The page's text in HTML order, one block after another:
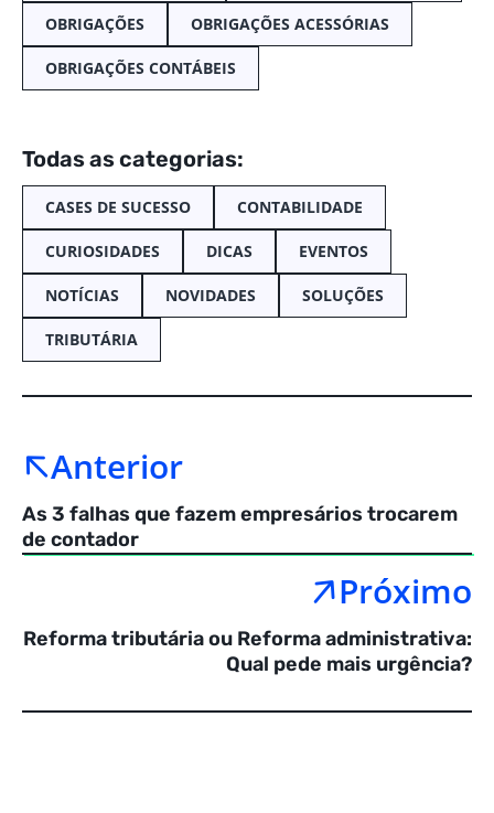
OBRIGAÇÕES OBRIGAÇÕES ACESSÓRIAS
OBRIGAÇÕES CONTÁBEIS
Todas as categorias:
CASES DE SUCESSO CONTABILIDADE
CURIOSIDADES DICAS EVENTOS
NOTÍCIAS NOVIDADES SOLUÇÕES
TRIBUTÁRIA
Anterior
As 3 falhas que fazem empresários trocarem
de contador
Próximo
Reforma tributária ou Reforma administrativa:
Qual pede mais urgência?